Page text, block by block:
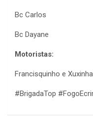
Bc Carlos
Bc Dayane
Motoristas:
Francisquinho e Xuxinha
#BrigadaTop